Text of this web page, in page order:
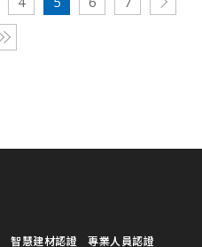
智慧建材認證 專業人員認證